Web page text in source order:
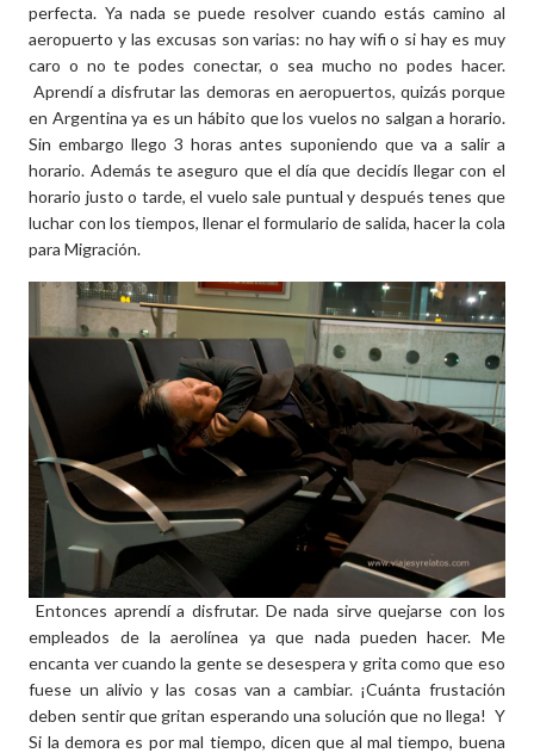
perfecta. Ya nada se puede resolver cuando estás camino al
aeropuerto y las excusas son varias: no hay wifi o si hay es muy
caro o no te podes conectar, o sea mucho no podes hacer.
Aprendí a disfrutar las demoras en aeropuertos, quizás porque
en Argentina ya es un hábito que los vuelos no salgan a horario.
Sin embargo llego 3 horas antes suponiendo que va a salir a
horario. Además te aseguro que el día que decidís llegar con el
horario justo o tarde, el vuelo sale puntual y después tenes que
luchar con los tiempos, llenar el formulario de salida, hacer la cola
para Migración.
Entonces aprendí a disfrutar. De nada sirve quejarse con los
empleados de la aerolínea ya que nada pueden hacer. Me
encanta ver cuando la gente se desespera y grita como que eso
fuese un alivio y las cosas van a cambiar. ¡Cuánta frustación
deben sentir que gritan esperando una solución que no llega! Y
Si la demora es por mal tiempo, dicen que al mal tiempo, buena